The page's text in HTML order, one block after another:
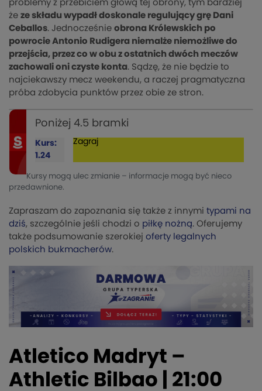
problemy z przebiciem głową tej obrony, tym bardziej
że ze składu wypadł doskonale regulujący grę Dani
Ceballos. Jednocześnie obrona Królewskich po
powrocie Antonio Rudigera niemalże niemożliwe do
przejścia, przez co w obu z ostatnich dwóch meczów
zachowali oni czyste konta. Sądzę, że nie będzie to
najciekawszy mecz weekendu, a raczej pragmatyczna
próba zdobycia punktów przez obie ze stron.
Poniżej 4.5 bramki
Kurs:
1.24
Zagraj
Kursy mogą ulec zmianie – informacje mogą być nieco
przedawnione.
Zapraszam do zapoznania się także z innymi typami na
dziś, szczególnie jeśli chodzi o piłkę nożną. Oferujemy
także podsumowanie szerokiej oferty legalnych
polskich bukmacherów.
Atletico Madryt –
Athletic Bilbao | 21:00